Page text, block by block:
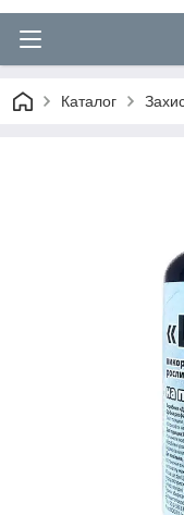
Каталог